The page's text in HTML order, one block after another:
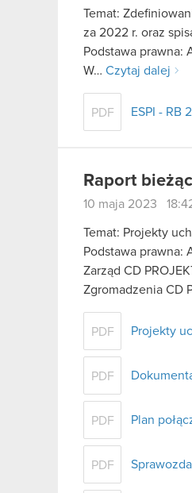
Temat:
za 2022 r. oraz
Podstawa prawna:
W… Czytaj dalej
PDF ESPI - RB
Raport
10 maja 2023
Temat: Projekty
Podstawa prawna:
Zarząd CD
Zgromadzenia CD
PDF Projekty
PDF
PDF Plan
PDF